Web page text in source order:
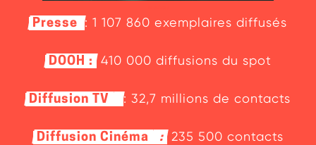
Presse : 1 107 860 exemplaires diffusés
DOOH : 410 000 diffusions du spot
Diffusion TV : 32,7 millions de contacts
Diffusion Cinéma : 235 500 contacts